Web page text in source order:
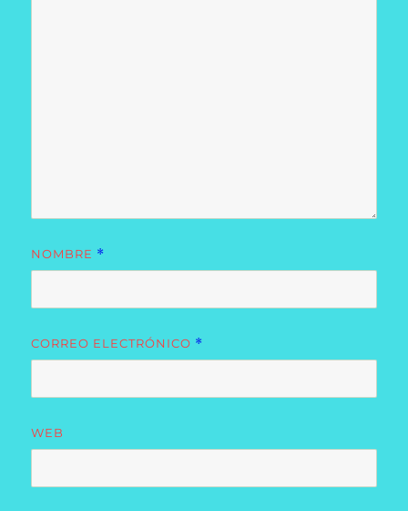
NOMBRE *
CORREO ELECTRÓNICO *
WEB